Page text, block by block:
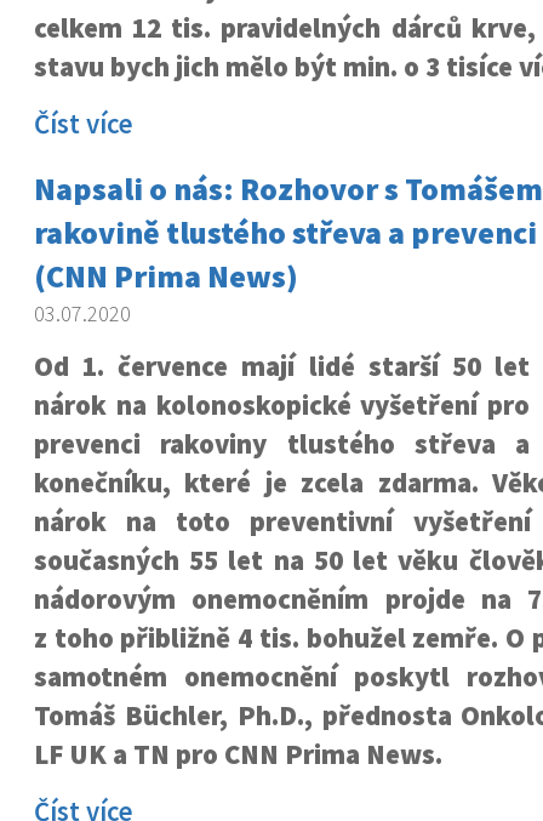
celkem 12 tis. pravidelných dárců
stavu bych jich mělo být min. o 3 tisíce
Číst více
Napsali o nás: Rozhovor s
rakovině tlustého střeva a
(CNN Prima News)
03.07.2020
Od 1. července mají lidé starší 50 let
nárok na kolonoskopické vyšetření pro
prevenci rakoviny tlustého střeva a
konečníku, které je zcela zdarma.
nárok na toto preventivní
současných 55 let na 50 let věku
nádorovým onemocněním projde na
z toho přibližně 4 tis. bohužel zemře. O
samotném onemocnění poskytl
Tomáš Büchler, Ph.D., přednosta
LF UK a TN pro CNN Prima News.
Číst více